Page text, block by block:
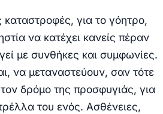
καταστροφές, για το γόητρο,
να κατέχει κανείς πέραν
με συνθήκες και συμφωνίες.
να μεταναστεύουν, σαν τότε
δρόμο της προσφυγιάς, για
του ενός. Ασθένειες,